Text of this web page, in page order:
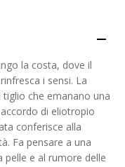
la costa, dove il
i sensi. La
che emanano una
di eliotropio
conferisce alla
Fa pensare a una
pelle e al rumore delle